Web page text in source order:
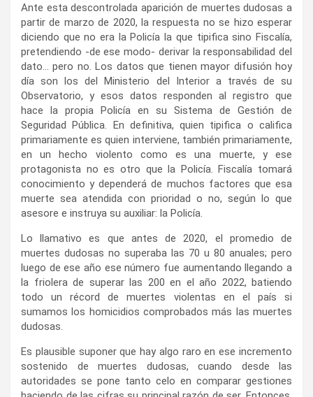
Ante esta descontrolada aparición de muertes dudosas a
partir de marzo de 2020, la respuesta no se hizo esperar
diciendo que no era la Policía la que tipifica sino Fiscalía,
pretendiendo -de ese modo- derivar la responsabilidad del
dato… pero no. Los datos que tienen mayor difusión hoy
día son los del Ministerio del Interior a través de su
Observatorio, y esos datos responden al registro que
hace la propia Policía en su Sistema de Gestión de
Seguridad Pública. En definitiva, quien tipifica o califica
primariamente es quien interviene, también primariamente,
en un hecho violento como es una muerte, y ese
protagonista no es otro que la Policía. Fiscalía tomará
conocimiento y dependerá de muchos factores que esa
muerte sea atendida con prioridad o no, según lo que
asesore e instruya su auxiliar: la Policía.
Lo llamativo es que antes de 2020, el promedio de
muertes dudosas no superaba las 70 u 80 anuales; pero
luego de ese año ese número fue aumentando llegando a
la friolera de superar las 200 en el año 2022, batiendo
todo un récord de muertes violentas en el país si
sumamos los homicidios comprobados más las muertes
dudosas.
Es plausible suponer que hay algo raro en ese incremento
sostenido de muertes dudosas, cuando desde las
autoridades se pone tanto celo en comparar gestiones